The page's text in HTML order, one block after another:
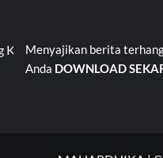
105. Jalan
Menyajikan berita
Anda DOWNLOAD